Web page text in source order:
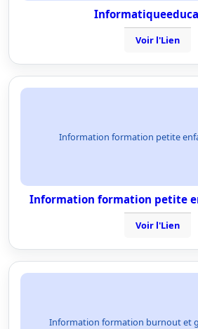
Voir l'Lien
Information formation petite
Information formation petite
Voir l'Lien
Information formation burnout et